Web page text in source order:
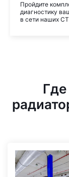
Пройдите
диагностику
в сети наших